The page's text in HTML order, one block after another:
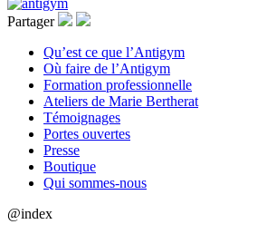
Partager
Qu’est ce que l’Antigym
Où faire de l’Antigym
Formation professionnelle
Ateliers de Marie Bertherat
Témoignages
Portes ouvertes
Presse
Boutique
Qui sommes-nous
@index